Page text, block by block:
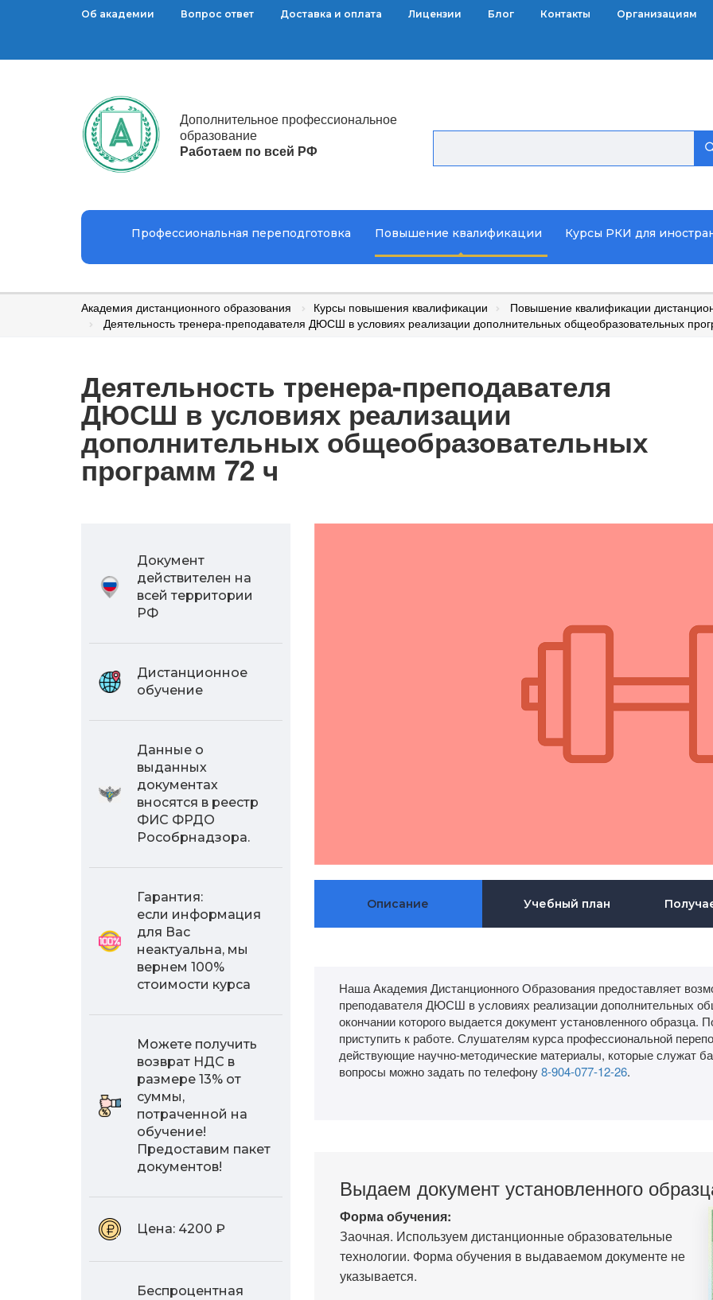
Организациям
Контакты
Блог
Лицензии
Доставка и оплата
Вопрос ответ
Об академии
Дополнительное профессиональное
образование
Работаем по всей РФ
Профессиональная переподготовка Повышение квалификации Курсы РКИ для
Академия дистанционного образования Курсы повышения квалификации
Повышение квалификации
Деятельность тренера-преподавателя ДЮСШ в условиях реализации дополнительных общеобразовательных
Деятельность тренера-преподавателя
ДЮСШ в условиях реализации
дополнительных общеобразовательных
программ 72 ч
Документ
действителен на
всей территории
РФ
Дистанционное
обучение
Данные о
выданных
документах
вносятся в реестр
ФИС ФРДО
Рособрнадзора.
Гарантия:
если информация
для Вас
неактуальна, мы
вернем 100%
стоимости курса
Можете получить
возврат НДС в
размере 13% от
суммы,
потраченной на
обучение!
Предоставим пакет
документов!
Цена: 4200 ₽
Беспроцентная
Описание Учебный план
Наша Академия Дистанционного Образования предоставляет
преподавателя ДЮСШ в условиях реализации дополнительных
окончании которого выдается документ установленного образца.
приступить к работе. Слушателям курса профессиональной
действующие научно-методические материалы, которые служат
вопросы можно задать по телефону8-904-077-12-26.
Выдаем документ установленного
Форма обучения:
Заочная. Используем дистанционные образовательные
технологии. Форма обучения в выдаваемом документе не
указывается.